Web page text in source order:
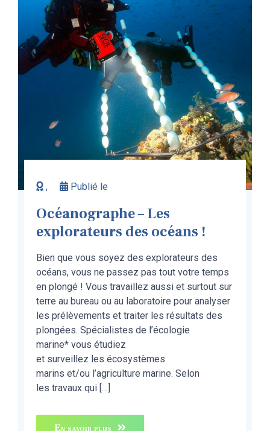
, Publié le
Océanographe – Les
explorateurs des océans !
Bien que vous soyez des explorateurs des
océans, vous ne passez pas tout votre temps
en plongé ! Vous travaillez aussi et surtout sur
terre au bureau ou au laboratoire pour analyser
les prélèvements et traiter les résultats des
plongées. Spécialistes de l’écologie
marine* vous étudiez
et surveillez les écosystèmes
marins et/ou l’agriculture marine. Selon
les travaux qui […]
En savoir plus